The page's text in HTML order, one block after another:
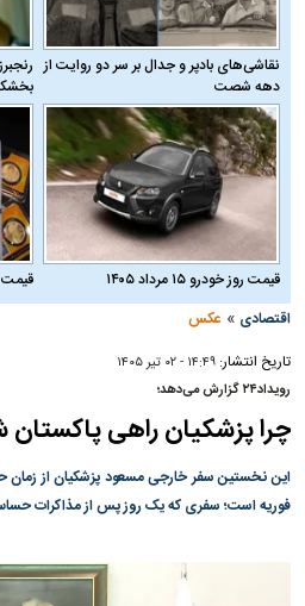
نقاشی‌های بادپر و جدال بر سر دو روایت از
دهه شصت
قیمت روز خودرو ۱۵ مرداد ۱۴۰۵
قیمت
اقتصادی » عکس
تاریخ انتشار:۱۴:۴۹ - ۰۲ تير ۱۴۰۵
رویداد۲۴ گزارش می‌دهد؛
چرا پزشکیان راهی
این نخستین سفر خارجی مسعود پزشکیان از زمان
فوریه است؛ سفری که یک روز پس از مذاکرات